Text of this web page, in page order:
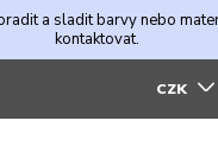
a sladit barvy nebo
kontaktovat.
CZK